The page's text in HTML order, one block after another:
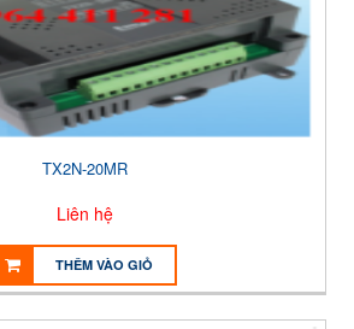
TX2N-20MR
Liên hệ
THÊM VÀO GIỎ